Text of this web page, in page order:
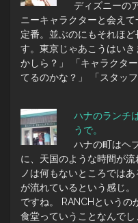
ディズニーの
ニーキャラクターと会え
定番。並ぶのにもそれほ
す。東京じゃあこうはい
かしら？」 「キャラクタ
てるのかな？」 「スタッフ
ハナのランチ
うで。
ハナの町はヘ
に、天国のような時間が
ノは何もないところでは
が流れているという感じ。
ですね。 RANCHというの
食堂っていうことなんでし